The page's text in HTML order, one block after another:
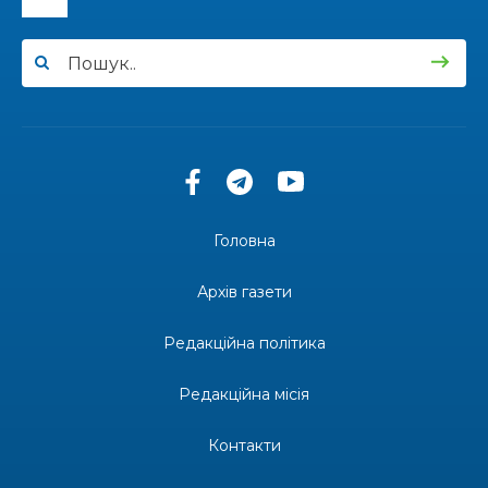
12:00
11:34
Частина ВПО більше не отримає житловий
Бахмутська молодь досліджує Полтаву
Солдат Ігор Ігорович Кравець, позивний
держава досі провалює
Майстер-клас «Троянди» для юних бахмутян
Головна
Архів газети
Редакційна політика
Редакційна місія
Контакти